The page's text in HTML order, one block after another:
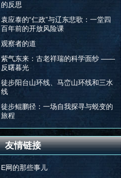
的反思
袁应泰的“仁政”与辽东悲歌：一堂四
百年前的开放风险课
观察者的道
紫气东来：古老祥瑞的科学面纱 ——
反曙暮光
徒步阳台山环线、马峦山环线和三水
线
徒步鲲鹏径：一场自我探寻与蜕变的
旅程
友情链接
E网的那些事儿